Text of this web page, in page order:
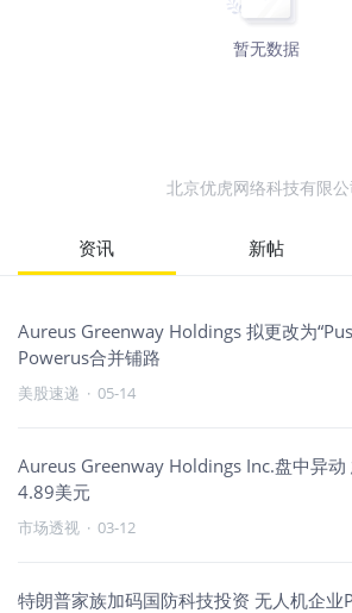
暂无数据
北京优虎网络科技有限公
资讯 新帖
Aureus Greenway Holdings 拟更改为
Powerus合并铺路
美股速递 · 05-14
Aureus Greenway Holdings Inc.盘中异动
4.89美元
市场透视 · 03-12
特朗普家族加码国防科技投资 无人机企业